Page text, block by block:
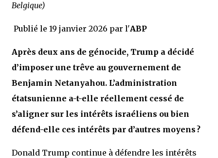
Belgique)
Publié le 19 janvier 2026 par l'ABP
Après deux ans de génocide, Trump a décidé
d’imposer une trêve au gouvernement de
Benjamin Netanyahou. L’administration
étatsunienne a-t-elle réellement cessé de
s’aligner sur les intérêts israéliens ou bien
défend-elle ces intérêts par d’autres moyens ?
Donald Trump continue à défendre les intérêts